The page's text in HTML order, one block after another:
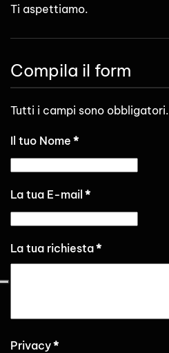
Ti aspettiamo.
Compila il form
Tutti i campi sono obbligatori.
Il tuo Nome *
La tua E-mail *
La tua richiesta*
Privacy*